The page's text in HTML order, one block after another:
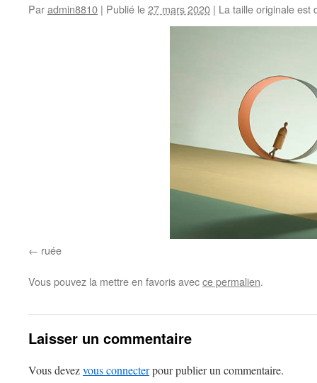
Paradmin8810 | Publié le27 mars 2020 | La taille originale est
ruée
Vous pouvez la mettre en favoris avecce permalien.
Laisser un commentaire
Vous devezvous connecterpour publier un commentaire.